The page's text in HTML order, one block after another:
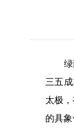
绿荫
三五
太极
的具象